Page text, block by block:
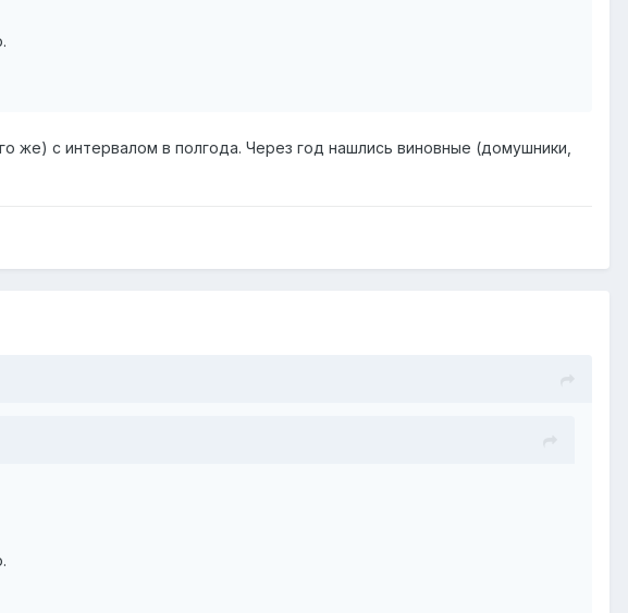
же) с интервалом в полгода. Через год нашлись виновные (домушники,